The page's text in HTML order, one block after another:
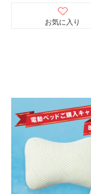
お気に入り